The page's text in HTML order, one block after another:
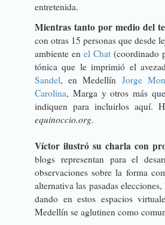
entretenida.
Mientras tanto por medio del
con otras 15 personas que desde
ambiente en el Chat (coordinado
tónica que le imprimió el
Sandel, en Medellín Jorge
Carolina, Marga y otros más
indiquen para incluirlos aquí.
equinoccio.org.
Víctor ilustró su charla con
blogs representan para el
observaciones sobre la forma
alternativa las pasadas
dando en estos espacios
Medellín se aglutinen como